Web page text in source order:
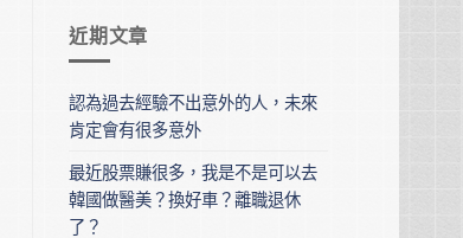
近期文章
認為過去經驗不出意外的人，未來
肯定會有很多意外
最近股票賺很多，我是不是可以去
韓國做醫美？換好車？離職退休
了？